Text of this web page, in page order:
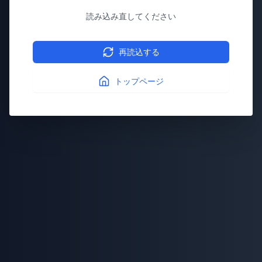
読み込み直してください
再読込する
トップページ